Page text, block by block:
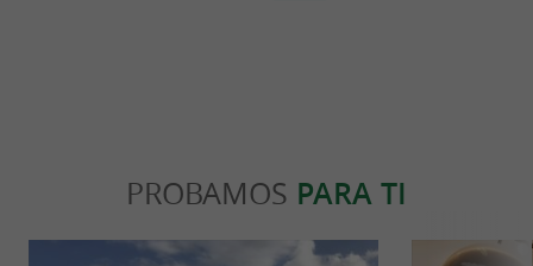
PROBAMOS PARA TI